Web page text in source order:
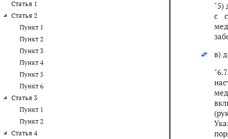
Статья 1
Статья 2
Пункт 1
Пункт 2
Пункт 3
Пункт 4
Пункт 5
Пункт 6
Статья 3
Пункт 1
Пункт 2
Статья 4
"5)
с
в)